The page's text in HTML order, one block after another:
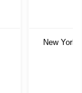
New York